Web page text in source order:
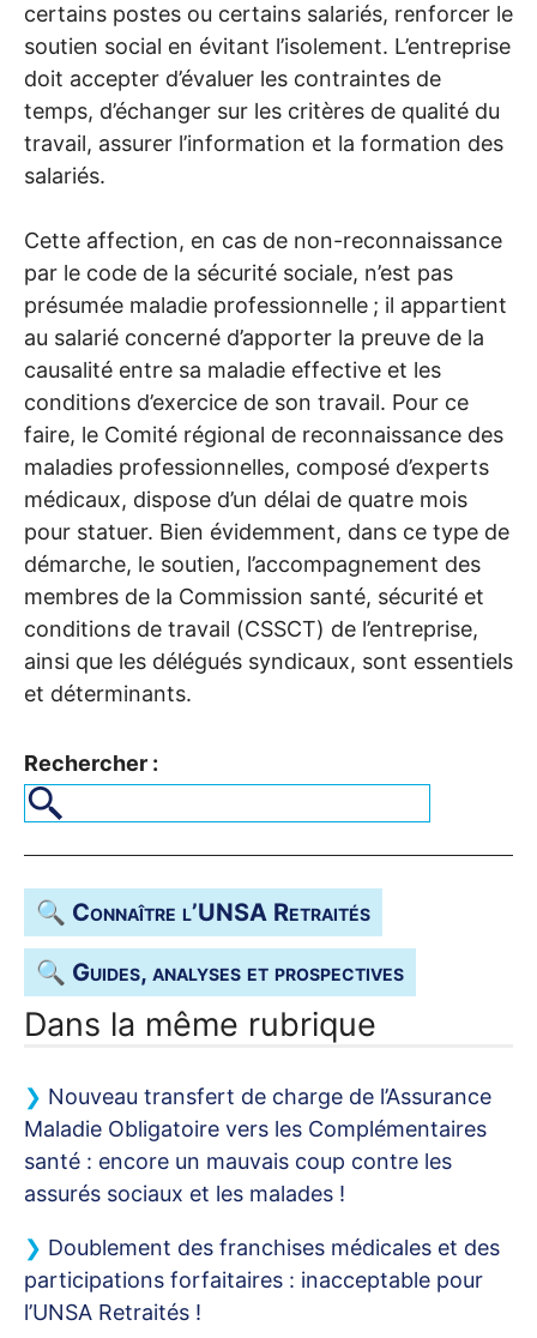
certains postes ou certains salariés, renforcer le
soutien social en évitant l’isolement. L’entreprise
doit accepter d’évaluer les contraintes de
temps, d’échanger sur les critères de qualité du
travail, assurer l’information et la formation des
salariés.
Cette affection, en cas de non-reconnaissance
par le code de la sécurité sociale, n’est pas
présumée maladie professionnelle ; il appartient
au salarié concerné d’apporter la preuve de la
causalité entre sa maladie effective et les
conditions d’exercice de son travail. Pour ce
faire, le Comité régional de reconnaissance des
maladies professionnelles, composé d’experts
médicaux, dispose d’un délai de quatre mois
pour statuer. Bien évidemment, dans ce type de
démarche, le soutien, l’accompagnement des
membres de la Commission santé, sécurité et
conditions de travail (CSSCT) de l’entreprise,
ainsi que les délégués syndicaux, sont essentiels
et déterminants.
Rechercher :
🔍 Connaître l’UNSA Retraités
🔍 Guides, analyses et prospectives
Dans la même rubrique
Nouveau transfert de charge de l’Assurance
Maladie Obligatoire vers les Complémentaires
santé : encore un mauvais coup contre les
assurés sociaux et les malades !
Doublement des franchises médicales et des
participations forfaitaires : inacceptable pour
l’UNSA Retraités !